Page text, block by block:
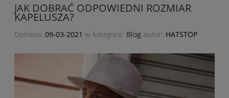
JAK DOBRAĆ ODPOWIEDNI ROZMIAR
KAPELUSZA?
Dodano: 09-03-2021 w kategorii: Blog autor: HATSTOP